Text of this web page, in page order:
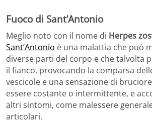
Fuoco di Sant’Antonio
Meglio noto con il nome di Herpes
Sant’Antonio è una malattia che può
diverse parti del corpo e che talvolta
il fianco, provocando la comparsa
vescicole e una sensazione di
essere costante o intermittente, e
altri sintomi, come malessere
articolari.